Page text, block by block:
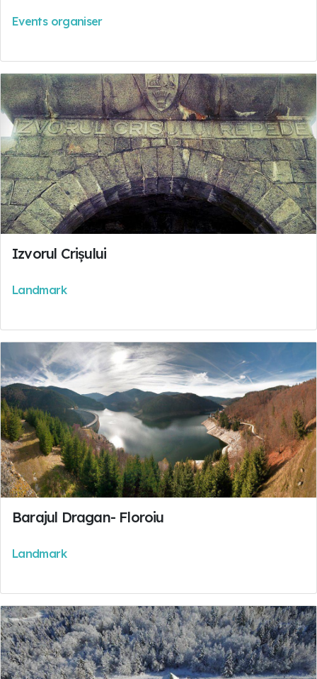
Events organiser
Izvorul Crișului
Landmark
Barajul Dragan- Floroiu
Landmark